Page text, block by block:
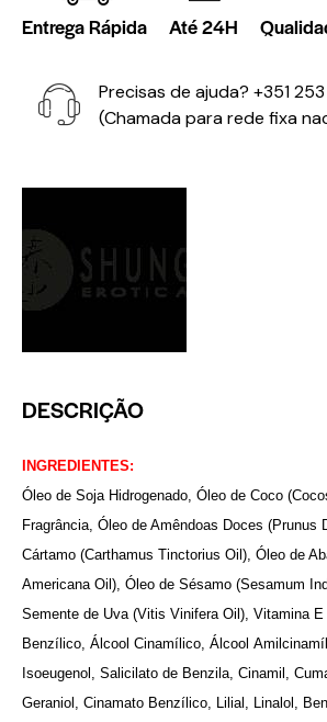
Entrega Rápida Até 24H
Precisas de ajuda? +351
(Chamada para rede fixa
DESCRIÇÃO
INGREDIENTES:
Óleo de Soja Hidrogenado, Óleo de Coco
Fragrância, Óleo de Amêndoas Doces (Prunus
Cártamo (Carthamus Tinctorius Oil), Óleo de
Americana Oil), Óleo de Sésamo (Sesamum
Semente de Uva (Vitis Vinifera Oil), Vitamina E
Benzílico, Álcool Cinamílico, Álcool
Isoeugenol, Salicilato de Benzila, Cinamil,
Geraniol, Cinamato Benzílico, Lilial, Linalol,